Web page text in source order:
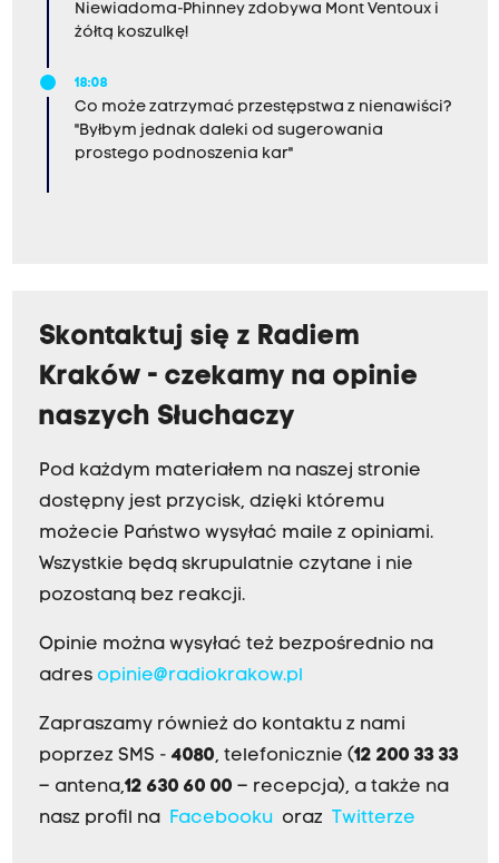
Niewiadoma-Phinney zdobywa Mont Ventoux i
żółtą koszulkę!
18:08
Co może zatrzymać przestępstwa z nienawiści?
"Byłbym jednak daleki od sugerowania
prostego podnoszenia kar"
Skontaktuj się z Radiem
Kraków - czekamy na opinie
naszych Słuchaczy
Pod każdym materiałem na naszej stronie
dostępny jest przycisk, dzięki któremu
możecie Państwo wysyłać maile z opiniami.
Wszystkie będą skrupulatnie czytane i nie
pozostaną bez reakcji.
Opinie można wysyłać też bezpośrednio na
adres opinie@radiokrakow.pl
Zapraszamy również do kontaktu z nami
poprzez SMS - 4080, telefonicznie (12 200 33 33
– antena,12 630 60 00 – recepcja), a także na
nasz profil na
Facebookuoraz Twitterze